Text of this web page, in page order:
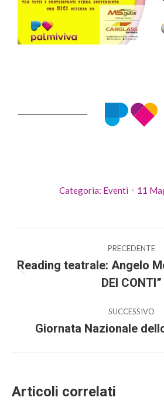
Categoria: Eventi 11
PRECEDENTE
Reading teatrale: Angelo
DEI CONTI”
SUCCESSIVO
Giornata Nazionale
Articoli correlati